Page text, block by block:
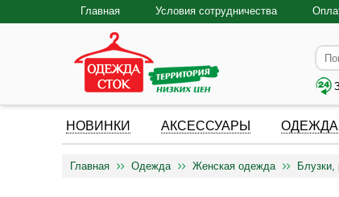
Главная Условия сотрудничества
НОВИНКИ АКСЕССУАРЫ ОДЕЖДА
Главная Одежда Женская одежда Блузки,